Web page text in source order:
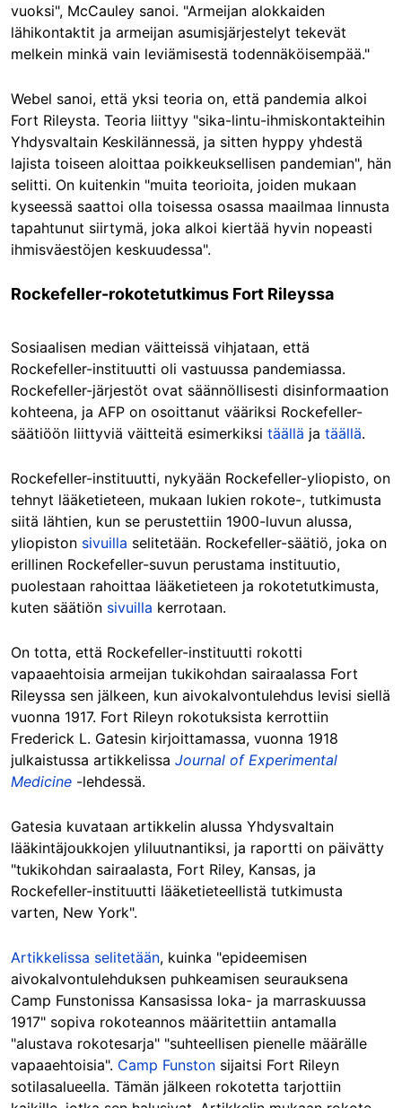
vuoksi", McCauley sanoi. "Armeijan alokkaiden
lähikontaktit ja armeijan asumisjärjestelyt tekevät
melkein minkä vain leviämisestä todennäköisempää."
Webel sanoi, että yksi teoria on, että pandemia alkoi
Fort Rileysta. Teoria liittyy "sika-lintu-ihmiskontakteihin
Yhdysvaltain Keskilännessä, ja sitten hyppy yhdestä
lajista toiseen aloittaa poikkeuksellisen pandemian", hän
selitti. On kuitenkin "muita teorioita, joiden mukaan
kyseessä saattoi olla toisessa osassa maailmaa linnusta
tapahtunut siirtymä, joka alkoi kiertää hyvin nopeasti
ihmisväestöjen keskuudessa".
Rockefeller-rokotetutkimus Fort Rileyssa
Sosiaalisen median väitteissä vihjataan, että
Rockefeller-instituutti oli vastuussa pandemiassa.
Rockefeller-järjestöt ovat säännöllisesti disinformaation
kohteena, ja AFP on osoittanut vääriksi Rockefeller-
säätiöön liittyviä väitteitä esimerkiksi täällä ja täällä.
Rockefeller-instituutti, nykyään Rockefeller-yliopisto, on
tehnyt lääketieteen, mukaan lukien rokote-, tutkimusta
siitä lähtien, kun se perustettiin 1900-luvun alussa,
yliopiston sivuilla selitetään. Rockefeller-säätiö, joka on
erillinen Rockefeller-suvun perustama instituutio,
puolestaan rahoittaa lääketieteen ja rokotetutkimusta,
kuten säätiön sivuilla kerrotaan.
On totta, että Rockefeller-instituutti rokotti
vapaaehtoisia armeijan tukikohdan sairaalassa Fort
Rileyssa sen jälkeen, kun aivokalvontulehdus levisi siellä
vuonna 1917. Fort Rileyn rokotuksista kerrottiin
Frederick L. Gatesin kirjoittamassa, vuonna 1918
julkaistussa artikkelissa Journal of Experimental
Medicine -lehdessä.
Gatesia kuvataan artikkelin alussa Yhdysvaltain
lääkintäjoukkojen yliluutnantiksi, ja raportti on päivätty
"tukikohdan sairaalasta, Fort Riley, Kansas, ja
Rockefeller-instituutti lääketieteellistä tutkimusta
varten, New York".
Artikkelissa selitetään, kuinka "epideemisen
aivokalvontulehduksen puhkeamisen seurauksena
Camp Funstonissa Kansasissa loka- ja marraskuussa
1917" sopiva rokoteannos määritettiin antamalla
"alustava rokotesarja" "suhteellisen pienelle määrälle
vapaaehtoisia". Camp Funston sijaitsi Fort Rileyn
sotilasalueella. Tämän jälkeen rokotetta tarjottiin